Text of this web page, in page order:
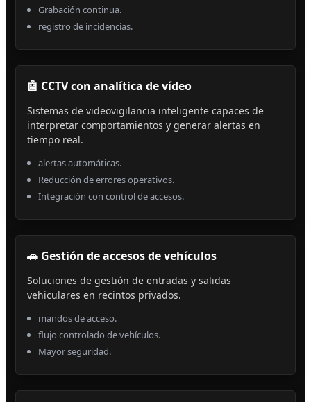
Grabación continua.
registro de incidencias.
🤖 CCTV con analítica de vídeo
Sistemas de videovigilancia inteligente capaces de
interpretar comportamientos y generar alertas en
tiempo real.
alertas automáticas.
Reducción de errores operativos.
Integración con control de accesos.
🚗 Gestión de accesos de vehículos
Soluciones de gestión de entradas y salidas
vehiculares en recintos privados.
mandos de acceso.
flujo controlado de vehículos.
Mayor seguridad.